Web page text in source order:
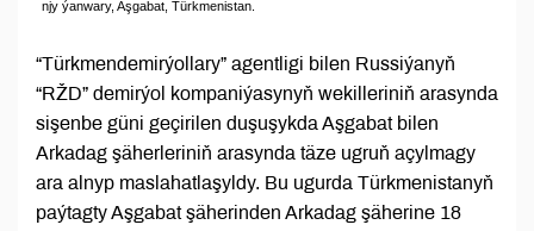
njy ýanwary, Aşgabat, Türkmenistan.
“Türkmendemirýollary” agentligi bilen Russiýanyň
“RŽD” demirýol kompaniýasynyň wekilleriniň arasynda
sişenbe güni geçirilen duşuşykda Aşgabat bilen
Arkadag şäherleriniň arasynda täze ugruň açylmagy
ara alnyp maslahatlaşyldy. Bu ugurda Türkmenistanyň
paýtagty Aşgabat şäherinden Arkadag şäherine 18